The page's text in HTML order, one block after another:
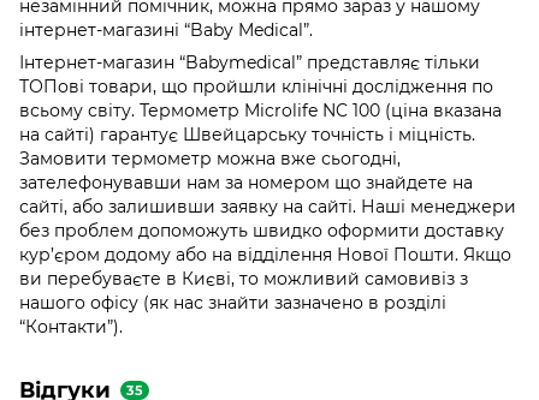
незамінний помічник, можна прямо зараз у нашому
інтернет-магазині “Baby Medical”.
Інтернет-магазин “Babymedical” представляє тільки
ТОПові товари, що пройшли клінічні дослідження по
всьому світу. Термометр Microlife NC 100 (ціна вказана
на сайті) гарантує Швейцарську точність і міцність.
Замовити термометр можна вже сьогодні,
зателефонувавши нам за номером що знайдете на
сайті, або залишивши заявку на сайті. Наші менеджери
без проблем допоможуть швидко оформити доставку
кур’єром додому або на відділення Нової Пошти. Якщо
ви перебуваєте в Києві, то можливий самовивіз з
нашого офісу (як нас знайти зазначено в розділі
“Контакти”).
Відгуки 35